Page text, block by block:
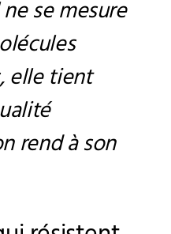
se mesure
elle tient
rend à son